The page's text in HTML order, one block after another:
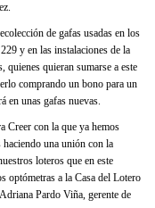
de gafas usadas en los
y en las instalaciones de la
quienes quieran sumarse a este
comprando un bono para un
en unas gafas nuevas.
Creer con la que ya hemos
haciendo una unión con la
loteros que en este
optómetras a la Casa del Lotero
Pardo Viña, gerente de